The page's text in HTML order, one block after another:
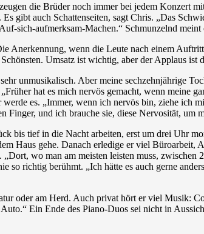
die Brüder noch immer bei jedem Konzert
gibt auch Schattenseiten, sagt Chris. „Das
sich-aufmerksam-Machen.“ Schmunzelnd
Anerkennung, wenn die Leute nach einem
Umsatz ist wichtig, aber der Applaus ist
unmusikalisch. Aber meine sechzehnjährige
hat es mich nervös gemacht, wenn meine
es. „Immer, wenn ich nervös bin, ziehe ich
Finger, und ich brauche sie, diese Nervosität, um
bis tief in die Nacht arbeiten, erst um drei Uhr
Haus gehe. Danach erledige er viel
wo man am meisten leisten muss,
so richtig berühmt. „Ich hätte es auch gerne
oder am Herd. Auch privat hört er viel Musik:
Ein Ende des Piano-Duos sei nicht in